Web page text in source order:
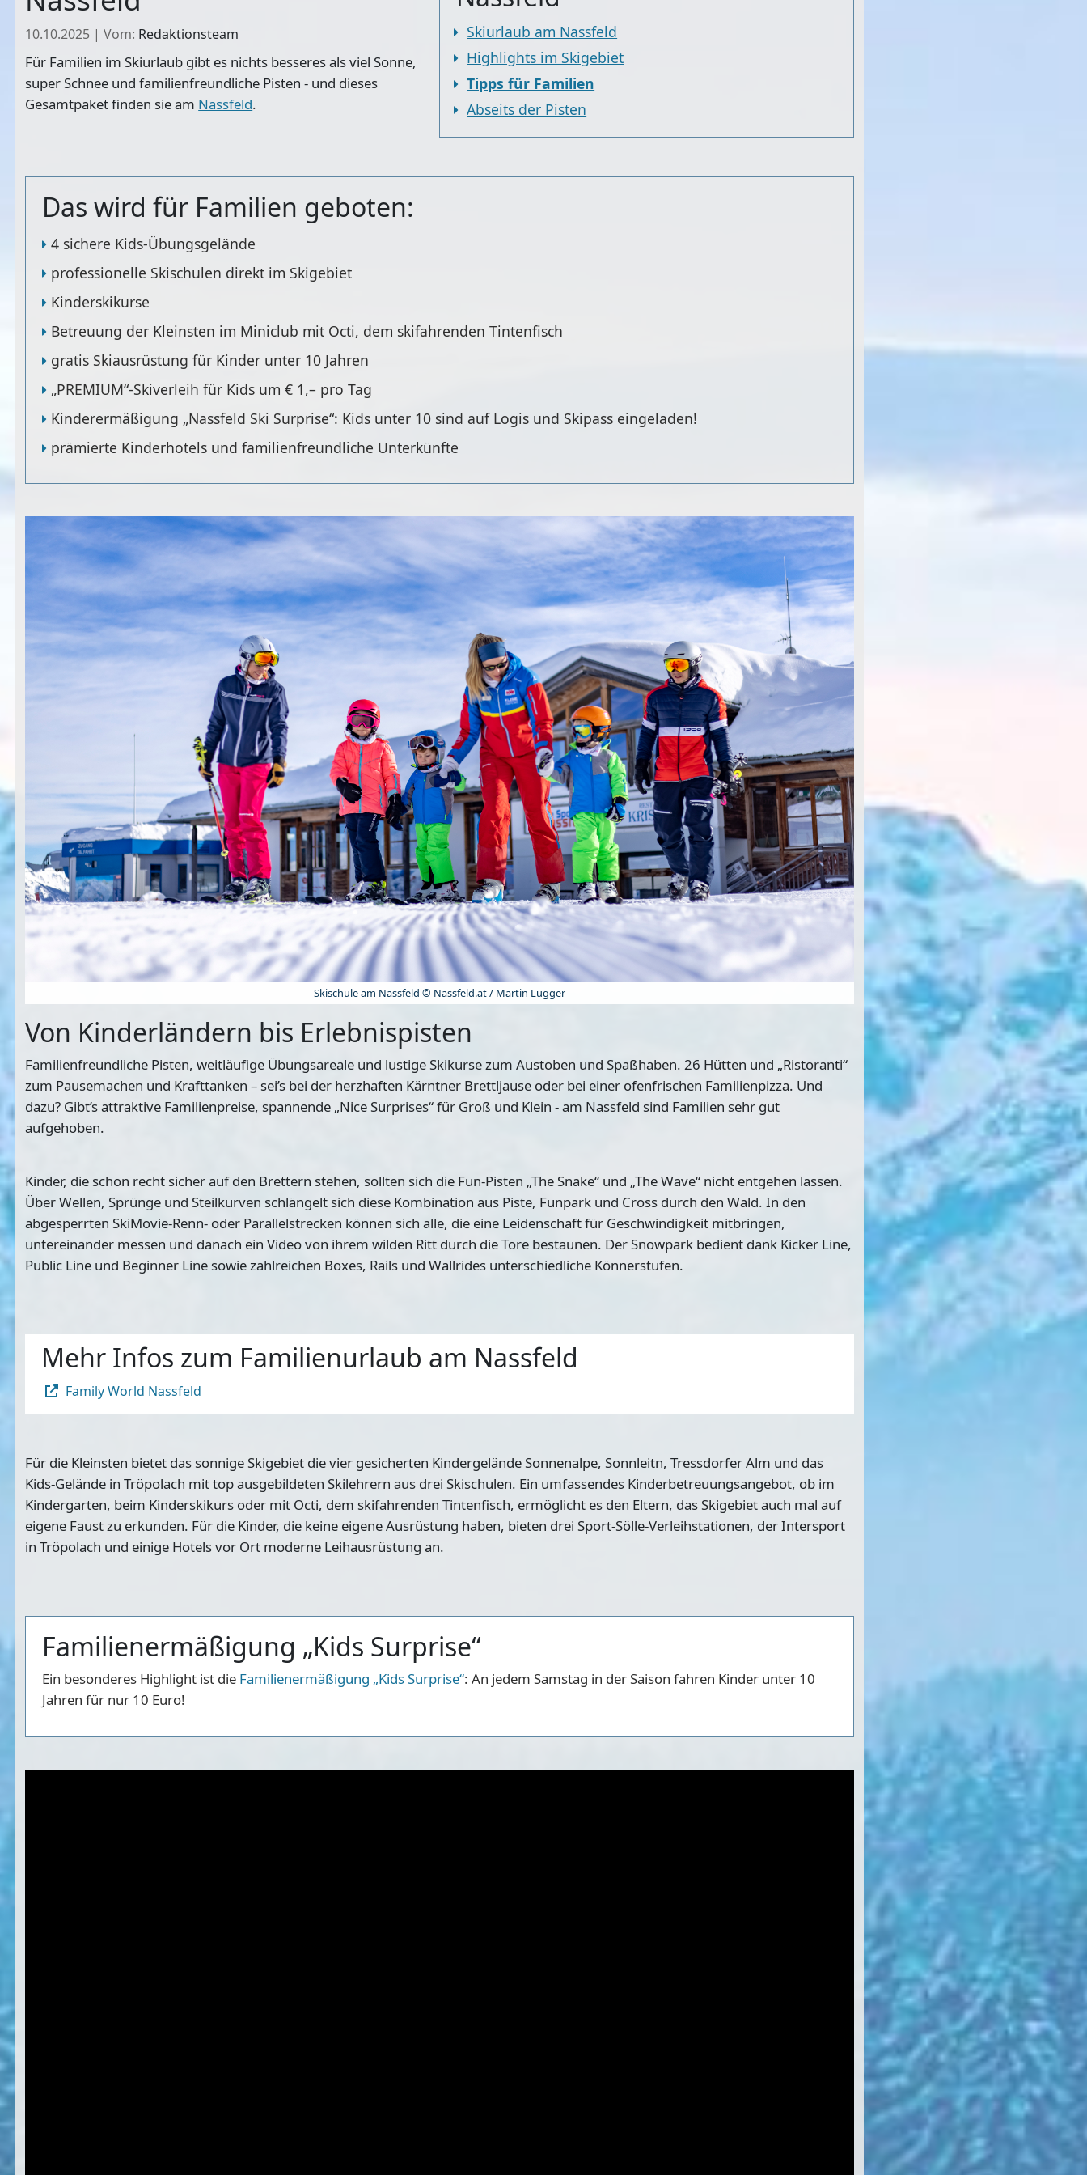
10.10.2025 |Vom: Redaktionsteam
Für Familien im Skiurlaub gibt es nichts besseres als viel Sonne,
super Schnee und familienfreundliche Pisten - und dieses
Gesamtpaket finden sie am Nassfeld.
Skiurlaub am Nassfeld
Highlights im Skigebiet
Tipps für Familien
Abseits der Pisten
Das wird für Familien geboten:
4 sichere Kids-Übungsgelände
professionelle Skischulen direkt im Skigebiet
Kinderskikurse
Betreuung der Kleinsten im Miniclub mit Octi, dem skifahrenden Tintenfisch
gratis Skiausrüstung für Kinder unter 10 Jahren
„PREMIUM“-Skiverleih für Kids um € 1,– pro Tag
Kinderermäßigung „Nassfeld Ski Surprise“: Kids unter 10 sind auf Logis und Skipass eingeladen!
prämierte Kinderhotels und familienfreundliche Unterkünfte
Skischule am Nassfeld © Nassfeld.at / Martin Lugger
Von Kinderländern bis Erlebnispisten
Familienfreundliche Pisten, weitläufige Übungsareale und lustige Skikurse zum Austoben und Spaßhaben. 26 Hütten und „Ristoranti“
zum Pausemachen und Krafttanken – sei’s bei der herzhaften Kärntner Brettljause oder bei einer ofenfrischen Familienpizza. Und
dazu? Gibt’s attraktive Familienpreise, spannende „Nice Surprises“ für Groß und Klein - am Nassfeld sind Familien sehr gut
aufgehoben.
Kinder, die schon recht sicher auf den Brettern stehen, sollten sich die Fun-Pisten „The Snake“ und „The Wave“ nicht entgehen lassen.
Über Wellen, Sprünge und Steilkurven schlängelt sich diese Kombination aus Piste, Funpark und Cross durch den Wald. In den
abgesperrten SkiMovie-Renn- oder Parallelstrecken können sich alle, die eine Leidenschaft für Geschwindigkeit mitbringen,
untereinander messen und danach ein Video von ihrem wilden Ritt durch die Tore bestaunen. Der Snowpark bedient dank Kicker Line,
Public Line und Beginner Line sowie zahlreichen Boxes, Rails und Wallrides unterschiedliche Könnerstufen.
Mehr Infos zum Familienurlaub am Nassfeld
Family World Nassfeld
Für die Kleinsten bietet das sonnige Skigebiet die vier gesicherten Kindergelände Sonnenalpe, Sonnleitn, Tressdorfer Alm und das
Kids-Gelände in Tröpolach mit top ausgebildeten Skilehrern aus drei Skischulen. Ein umfassendes Kinderbetreuungsangebot, ob im
Kindergarten, beim Kinderskikurs oder mit Octi, dem skifahrenden Tintenfisch, ermöglicht es den Eltern, das Skigebiet auch mal auf
eigene Faust zu erkunden. Für die Kinder, die keine eigene Ausrüstung haben, bieten drei Sport-Sölle-Verleihstationen, der Intersport
in Tröpolach und einige Hotels vor Ort moderne Leihausrüstung an.
Familienermäßigung „Kids Surprise“
Ein besonderes Highlight ist die Familienermäßigung „Kids Surprise“: An jedem Samstag in der Saison fahren Kinder unter 10
Jahren für nur 10 Euro!